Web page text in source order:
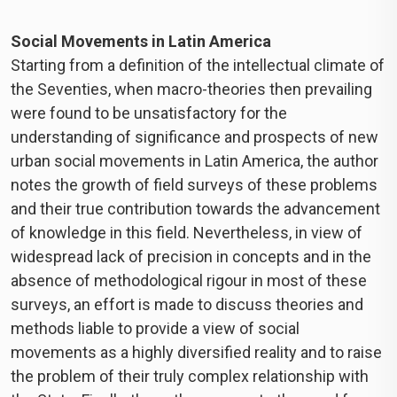
Social Movements in Latin America
Starting from a definition of the intellectual climate of
the Seventies, when macro-theories then prevailing
were found to be unsatisfactory for the
understanding of significance and prospects of new
urban social movements in Latin America, the author
notes the growth of field surveys of these problems
and their true contribution towards the advancement
of knowledge in this field. Nevertheless, in view of
widespread lack of precision in concepts and in the
absence of methodological rigour in most of these
surveys, an effort is made to discuss theories and
methods liable to provide a view of social
movements as a highly diversified reality and to raise
the problem of their truly complex relationship with